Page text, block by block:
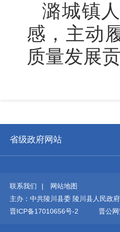
潞城镇
感，主动
质量发展
省级政府网站
联系我们 |
网站地图
主办：中共陵川县委 陵川县人民
晋ICP备17010656号-2
晋公